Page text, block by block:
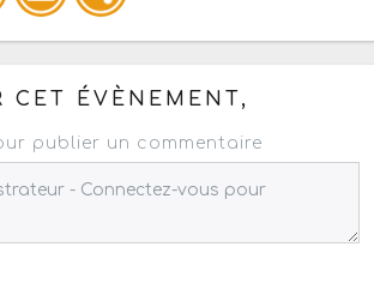
/ forum / réseau social
CET ÉVÈNEMENT,
publier un commentaire